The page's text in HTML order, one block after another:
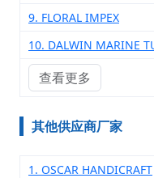
9. FLORAL IMPEX
10. DALWIN MARINE
查看更多
其他供应商厂家
1. OSCAR HANDICRAFT